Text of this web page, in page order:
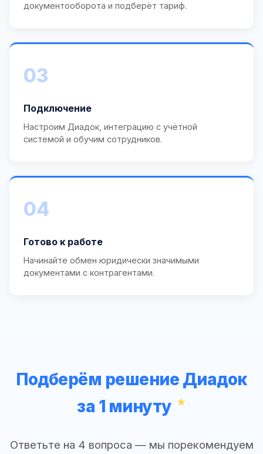
документооборота и подберёт тариф.
03
Подключение
Настроим Диадок, интеграцию с учётной
системой и обучим сотрудников.
04
Готово к работе
Начинайте обмен юридически значимыми
документами с контрагентами.
Подберём решение Диадок
за 1 минуту
Ответьте на 4 вопроса — мы порекомендуем